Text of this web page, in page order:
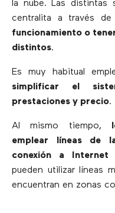
la nube. Las distintas
centralita a través
funcionamiento o
distintos.
Es muy habitual
simplificar el
prestaciones y precio.
Al mismo tiempo,
emplear líneas de
conexión a Internet
pueden utilizar líneas
encuentran en zonas